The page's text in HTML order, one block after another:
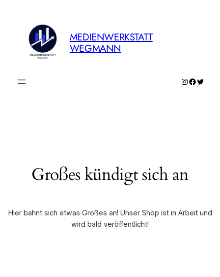
MEDIENWERKSTATT
WEGMANN
Instagram
Großes kündigt sich an
Hier bahnt sich etwas Großes an! Unser Shop ist in Arbeit und
wird bald veröffentlicht!